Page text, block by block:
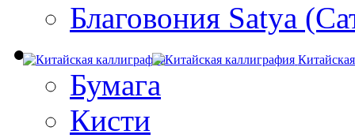
Благовония Satya
Бумага
Кисти